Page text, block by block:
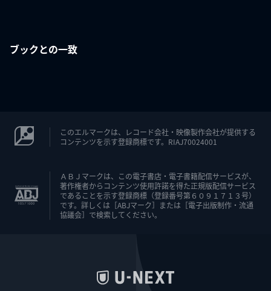
ブックとの一致
このエルマークは、レコード会社・映像製作会社が提供する
コンテンツを示す登録商標です。RIAJ70024001
ＡＢＪマークは、この電子書店・電子書籍配信サービスが、
著作権者からコンテンツ使用許諾を得た正規版配信サービス
であることを示す登録商標（登録番号第６０９１７１３号）
です。詳しくは［ABJマーク］または［電子出版制作・流通
協議会］で検索してください。